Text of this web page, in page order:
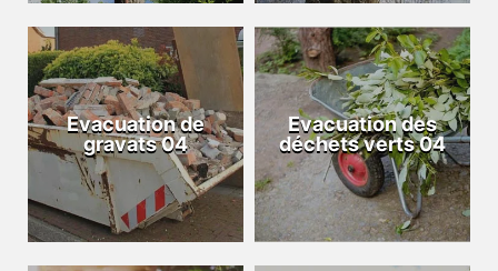
Evacuation de
gravats 04
Evacuation des
déchets verts 04